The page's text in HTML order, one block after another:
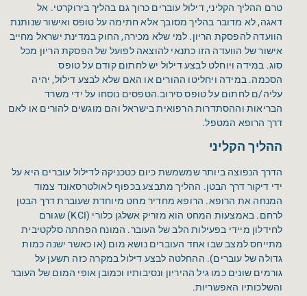
טרם ההליך הקליני, דילול עוברים כרוך גם בהליך בירוקרטי. אל
דאגה, לא מדובר בהליך מסובך אלא חתימה על טופס ואישור שנותנת
הוועדה להפסקת הריון. למי שלא מכירה, החוק במדינת ישראל מחייב
אישור של הוועדה הזו כתנאי להוצאה לפועל של הפסקת הריון מכל
סוג. במידה ויוחלט לבצע דילול יש לחתום קודם על טופס
הסכמה. במידה ויחליטו ההורים או האם שלא לבצע דילול, יהיה
עליה/ם לחתום על טופס סירוב.הטפסים נוסחו על ידי משרד
הבריאות וההסתדרות הרפואית בישראל והם מוגשים להורים או לאם
דרך הרופא המטפל.
ההליך הקליני
הדרך הנפוצה ביותר שמשמשת כיום כטכניקה לדילול עוברים היא על
ידי דיקור דרך הבטן. ההליך מתבצע בכפוף לאולטרסאונד צמוד
המנחה את הרופא. הרופא מחדיר מחט מיוחדת שעוברת דרך הבטן
לרחם. באמצעות המחט הוא מזריק אשלגן כלורי (KCI) שגורם
לחידלון מיידי בפעילות הלב של העובר. המונח הפחתה סלקטיבית
מתייחס למצב שבו אחד העוברים נושא מום (או כאשר ישנה כמות
גדולה של עוברים). ההחלטה לבצע דילול במקרה כזה תשען על
גורמים שונים כמו גיל ההיריון ונסיבותיו וכמובן אופי המום של העובר
והשלכותיו האפשריות.